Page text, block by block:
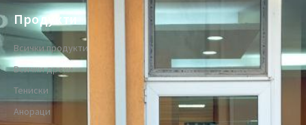
Продукти
Всички продукти
Всички дрехи
Тениски
Анораци